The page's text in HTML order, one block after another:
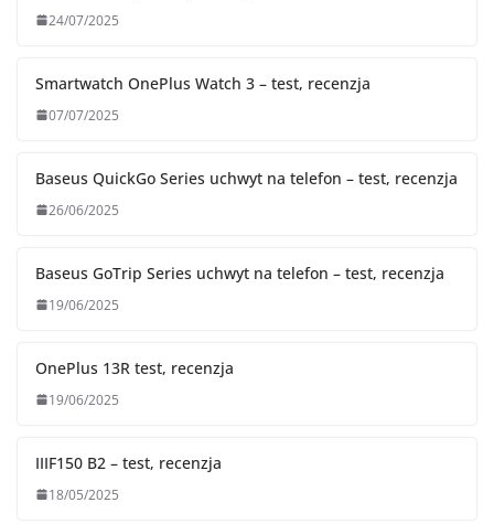
24/07/2025
Smartwatch OnePlus Watch 3 – test, recenzja
07/07/2025
Baseus QuickGo Series uchwyt na telefon – test, recenzja
26/06/2025
Baseus GoTrip Series uchwyt na telefon – test, recenzja
19/06/2025
OnePlus 13R test, recenzja
19/06/2025
IIIF150 B2 – test, recenzja
18/05/2025